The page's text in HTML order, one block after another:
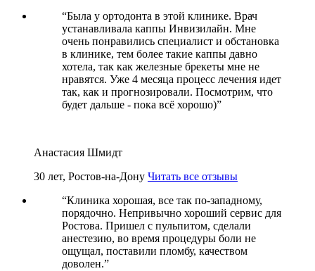
“Была у ортодонта в этой клинике. Врач
устанавливала каппы Инвизилайн. Мне
очень понравились специалист и обстановка
в клинике, тем более такие каппы давно
хотела, так как железные брекеты мне не
нравятся. Уже 4 месяца процесс лечения идет
так, как и прогнозировали. Посмотрим, что
будет дальше - пока всё хорошо)”
Анастасия Шмидт
30 лет, Ростов-на-Дону Читать все отзывы
“Клиника хорошая, все так по-западному,
порядочно. Непривычно хороший сервис для
Ростова. Пришел с пульпитом, сделали
анестезию, во время процедуры боли не
ощущал, поставили пломбу, качеством
доволен.”